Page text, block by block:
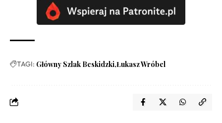
TAGI: Główny Szlak Beskidzki Łukasz Wróbel